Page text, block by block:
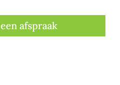
afspraak